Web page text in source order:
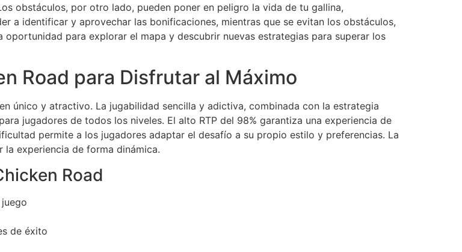
obstáculos, por otro lado, pueden poner en peligro la vida de tu gallina,
a identificar y aprovechar las bonificaciones, mientras que se evitan los obstáculos,
para explorar el mapa y descubrir nuevas estrategias para superar los
Road para Disfrutar al Máximo
único y atractivo. La jugabilidad sencilla y adictiva, combinada con la estrategia
jugadores de todos los niveles. El alto RTP del 98% garantiza una experiencia de
permite a los jugadores adaptar el desafío a su propio estilo y preferencias. La
experiencia de forma dinámica.
Road
de éxito